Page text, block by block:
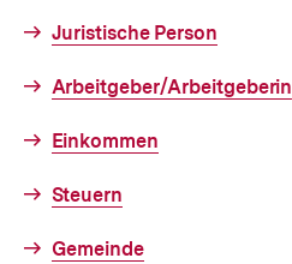
Juristische Person
Arbeitgeber/Arbeitgeberin
Einkommen
Steuern
Gemeinde